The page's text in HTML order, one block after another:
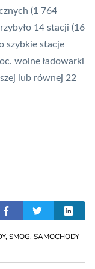
(1 764
14 stacji (16
szybkie stacje
wolne ładowarki
lub równej 22
, SMOG, SAMOCHODY